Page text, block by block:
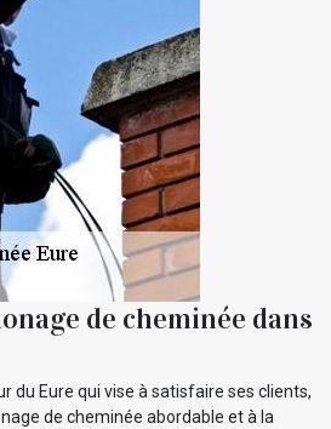
de cheminée dans
du Eure qui vise à satisfaire ses clients,
de cheminée abordable et à la